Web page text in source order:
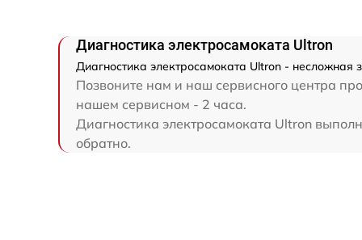
Диагностика электросамоката Ultron
Диагностика электросамоката Ultron -
Позвоните нам и наш сервисного центра
нашем сервисном - 2 часа.
Диагностика электросамоката Ultron
обратно.